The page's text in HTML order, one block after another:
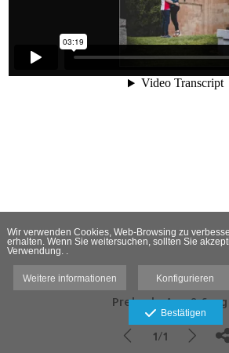
Preboda Ana &
1/1
Wir verwenden Cookies, Web-Browsing zu
erhalten. Wenn Sie weitersuchen, sollten Sie
Verwendung. .
Weitere informationen Konfigurieren
Bestätigen